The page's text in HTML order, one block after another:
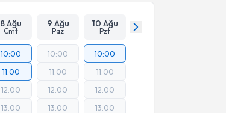
8 Ağu
Cmt
9 Ağu
Paz
10 Ağu
Pzt
10:00
11:00
12:00
13:00
10:00
11:00
12:00
13:00
10:00
11:00
12:00
13:00